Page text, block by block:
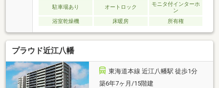
駐車場あり オートロック
モニタ付インターホ
ン
浴室乾燥機
床暖房 所有権
プラウド近江八幡
東海道本線 近江八幡駅 徒歩1分
築6年7ヶ月/15階建